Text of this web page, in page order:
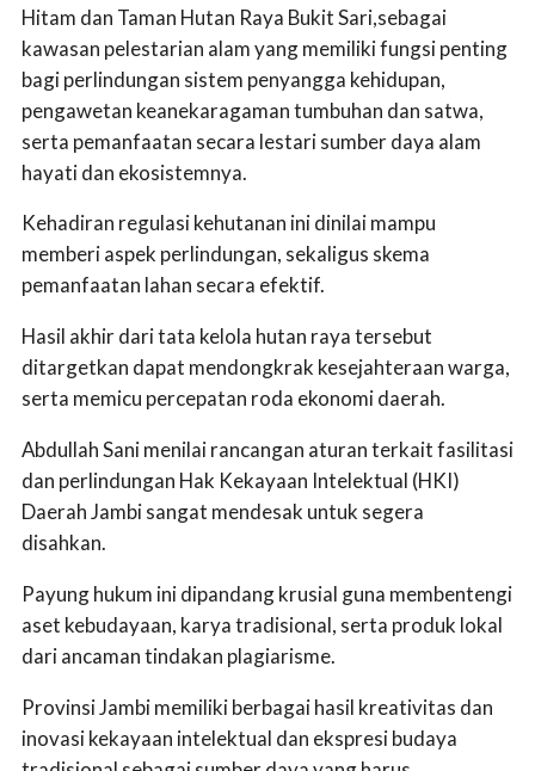
Hitam dan Taman Hutan Raya Bukit Sari,sebagai
kawasan pelestarian alam yang memiliki fungsi penting
bagi perlindungan sistem penyangga kehidupan,
pengawetan keanekaragaman tumbuhan dan satwa,
serta pemanfaatan secara lestari sumber daya alam
hayati dan ekosistemnya.
Kehadiran regulasi kehutanan ini dinilai mampu
memberi aspek perlindungan, sekaligus skema
pemanfaatan lahan secara efektif.
Hasil akhir dari tata kelola hutan raya tersebut
ditargetkan dapat mendongkrak kesejahteraan warga,
serta memicu percepatan roda ekonomi daerah.
Abdullah Sani menilai rancangan aturan terkait fasilitasi
dan perlindungan Hak Kekayaan Intelektual (HKI)
Daerah Jambi sangat mendesak untuk segera
disahkan.
Payung hukum ini dipandang krusial guna membentengi
aset kebudayaan, karya tradisional, serta produk lokal
dari ancaman tindakan plagiarisme.
Provinsi Jambi memiliki berbagai hasil kreativitas dan
inovasi kekayaan intelektual dan ekspresi budaya